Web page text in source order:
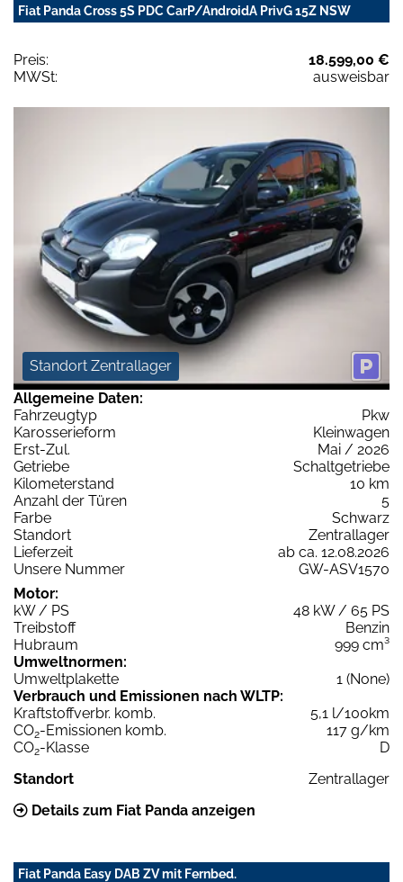
Fiat Panda Cross 5S PDC CarP/AndroidA PrivG 15Z NSW
Preis:
18.599,00 €
MWSt:
ausweisbar
Standort Zentrallager
Allgemeine Daten:
Fahrzeugtyp
Pkw
Karosserieform
Kleinwagen
Erst-Zul.
Mai / 2026
Getriebe
Schaltgetriebe
Kilometerstand
10 km
Anzahl der Türen
5
Farbe
Schwarz
Standort
Zentrallager
Lieferzeit
ab ca. 12.08.2026
Unsere Nummer
GW-ASV1570
Motor:
kW / PS
48 kW / 65 PS
Treibstoff
Benzin
Hubraum
999 cm³
Umweltnormen:
Umweltplakette
1 (None)
Verbrauch und Emissionen nach WLTP:
Kraftstoffverbr. komb.
5,1 l/100km
CO2-Emissionen komb.
117 g/km
CO2-Klasse
D
Standort
Zentrallager
Details zum Fiat Panda anzeigen
Fiat Panda Easy DAB ZV mit Fernbed.